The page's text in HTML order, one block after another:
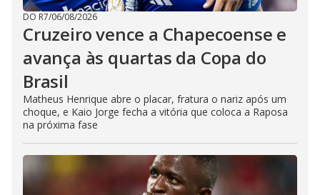
DO R7/06/08/2026
Cruzeiro vence a Chapecoense e
avança às quartas da Copa do
Brasil
Matheus Henrique abre o placar, fratura o nariz após um
choque, e Kaio Jorge fecha a vitória que coloca a Raposa
na próxima fase